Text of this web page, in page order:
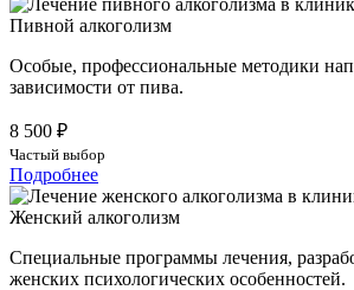
Пивной алкоголизм
Особые, профессиональные методики
зависимости от пива.
8 500 ₽
Частый выбор
Подробнее
Женский алкоголизм
Специальные программы лечения,
женских психологических особенностей.